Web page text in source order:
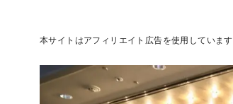
本サイトはアフィリエイト広告を使用しています